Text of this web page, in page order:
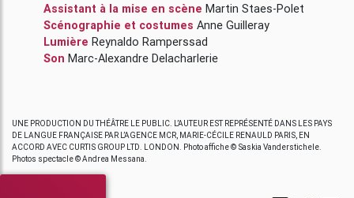
Assistant à la mise en scène Martin Staes-Polet
Scénographie et costumes Anne Guilleray
Lumière Reynaldo Ramperssad
Son Marc-Alexandre Delacharlerie
UNE PRODUCTION DU THÉÂTRE LE PUBLIC. L’AUTEUR EST REPRÉSENTÉ DANS LES PAYS
DE LANGUE FRANÇAISE PAR L’AGENCE MCR, MARIE-CÉCILE RENAULD PARIS, EN
ACCORD AVEC CURTIS GROUP LTD. LONDON. Photo affiche © Saskia Vanderstichele.
Photos spectacle © Andrea Messana.